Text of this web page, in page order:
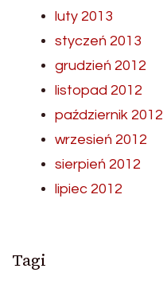
luty 2013
styczeń 2013
grudzień 2012
listopad 2012
październik 2012
wrzesień 2012
sierpień 2012
lipiec 2012
Tagi